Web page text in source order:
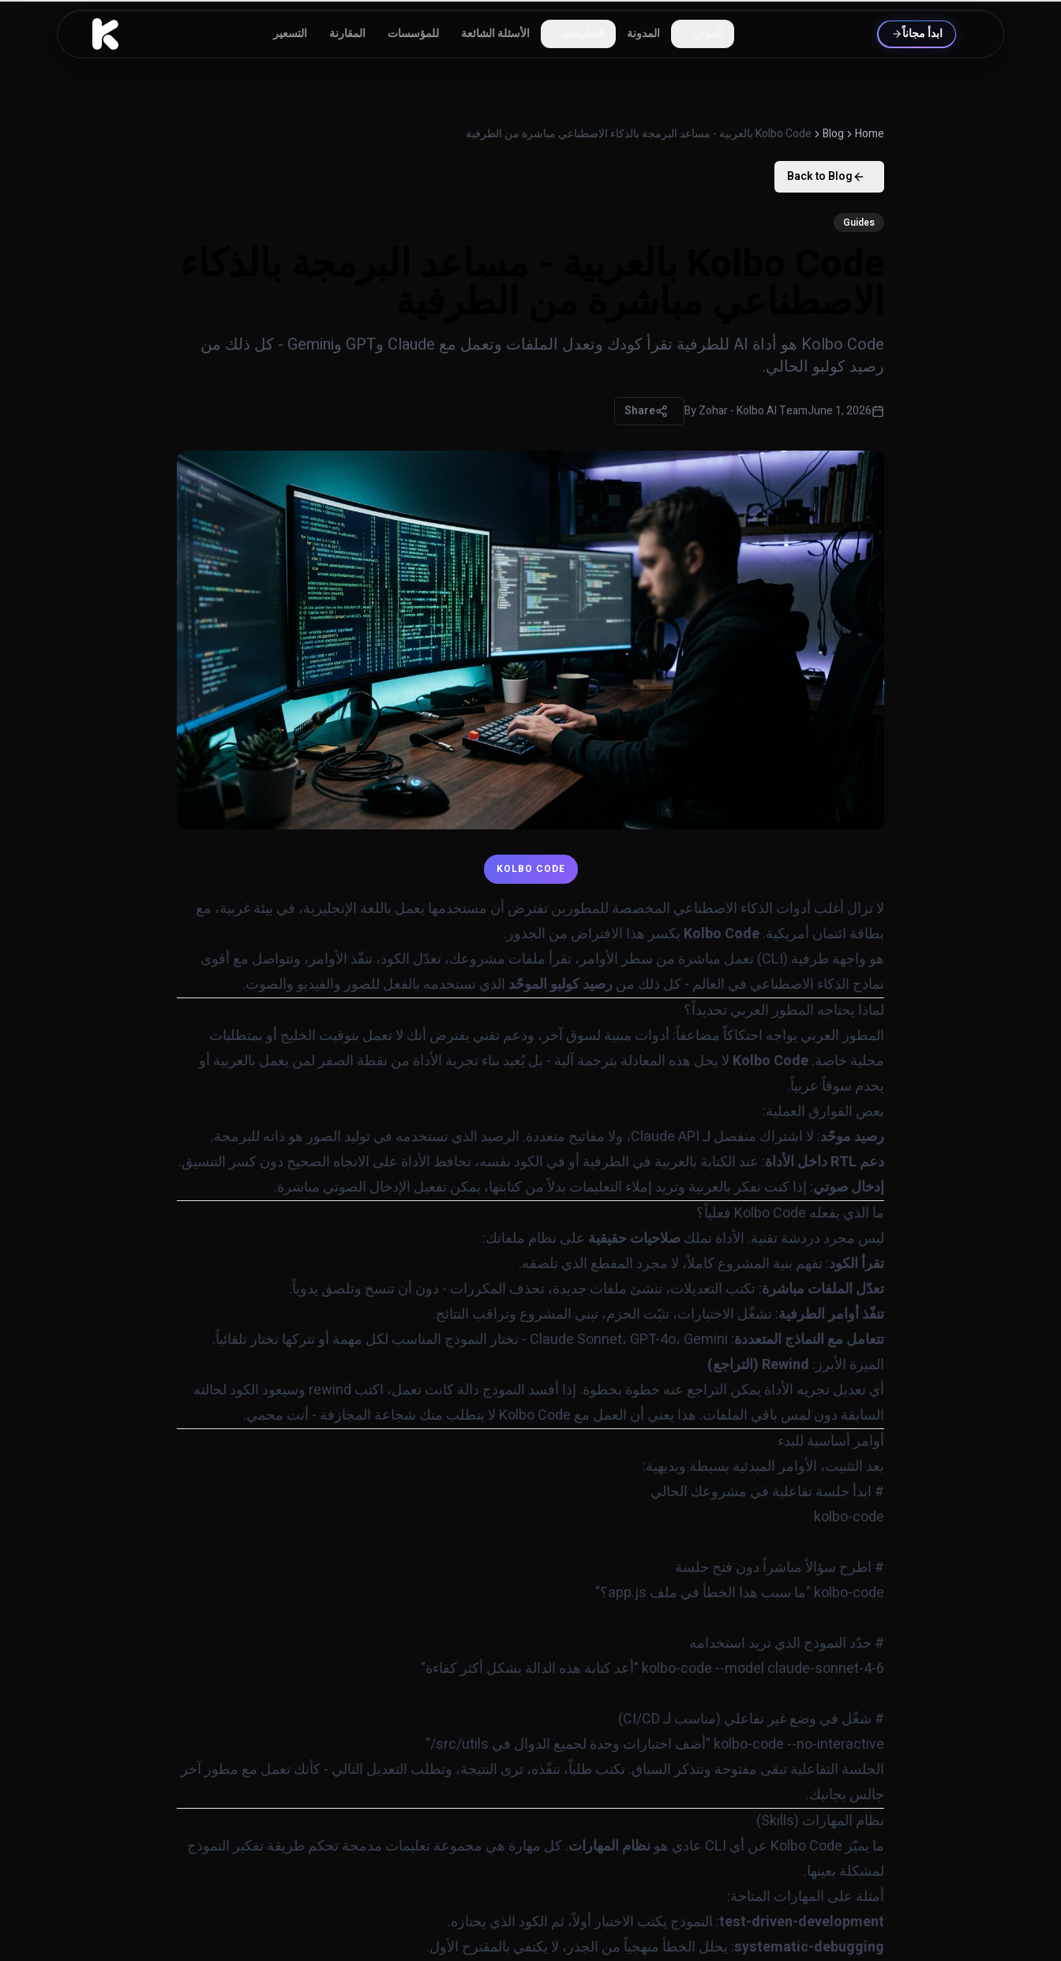
تخطَّ إلى المحتوى
التسعير المقارنة للمؤسسات الأسئلة الشائعة المدونة ابدأ مجاناً
Home
Blog Kolbo Code بالعربية - مساعد البرمجة بالذكاء الاصطناعي مباشرة من الطرفية
Back to Blog
Guides
Kolbo Code هو أداة AI للطرفية تقرأ كودك وتعدل الملفات وتعمل مع Claude وGPT وGemini - كل ذلك من
رصيد كولبو الحالي.
June 1, 2026
ByZohar - Kolbo.AI Team
Share
KOLBO CODE
لا تزال أغلب أدوات الذكاء الاصطناعي المخصصة للمطورين تفترض أن مستخدمها يعمل باللغة الإنجليزية، في بيئة غربية، مع
بطاقة ائتمان أمريكية.Kolbo Code يكسر هذا الافتراض من الجذور.
هو واجهة طرفية (CLI) تعمل مباشرة من سطر الأوامر، تقرأ ملفات مشروعك، تعدّل الكود، تنفّذ الأوامر، وتتواصل مع أقوى
نماذج الذكاء الاصطناعي في العالم - كل ذلك من رصيد كولبو الموحّد الذي تستخدمه بالفعل للصور والفيديو والصوت.
لماذا يحتاجه المطور العربي تحديداً؟
المطور العربي يواجه احتكاكاً مضاعفاً: أدوات مبنية لسوق آخر، ودعم تقني يفترض أنك لا تعمل بتوقيت الخليج أو بمتطلبات
محلية خاصة.Kolbo Code لا يحل هذه المعادلة بترجمة آلية - بل يُعيد بناء تجربة الأداة من نقطة الصفر لمن يعمل بالعربية أو
يخدم سوقاً عربياً.
بعض الفوارق العملية:
رصيد موحّد: لا اشتراك منفصل لـ Claude API، ولا مفاتيح متعددة. الرصيد الذي تستخدمه في توليد الصور هو ذاته للبرمجة.
دعم RTL داخل الأداة
: عند الكتابة بالعربية في الطرفية أو في الكود نفسه، تحافظ الأداة على الاتجاه الصحيح دون كسر التنسيق.
إدخال صوتي: إذا كنت تفكر بالعربية وتريد إملاء التعليمات بدلاً من كتابتها، يمكن تفعيل الإدخال الصوتي مباشرة.
ما الذي يفعله Kolbo Code فعلياً؟
ليس مجرد دردشة تقنية. الأداة تملكصلاحيات حقيقية على نظام ملفاتك:
تقرأ الكود: تفهم بنية المشروع كاملاً، لا مجرد المقطع الذي تلصقه.
تعدّل الملفات مباشرة: تكتب التعديلات، تنشئ ملفات جديدة، تحذف المكررات - دون أن تنسخ وتلصق يدوياً.
تنفّذ أوامر الطرفية: تشغّل الاختبارات، تثبّت الحزم، تبني المشروع وتراقب النتائج.
تتعامل مع النماذج المتعددة: Claude Sonnet، GPT-4o، Gemini - تختار النموذج المناسب لكل مهمة أو تتركها تختار تلقائياً.
الميزة الأبرز: Rewind (التراجع)
أي تعديل تجريه الأداة يمكن التراجع عنه خطوة بخطوة. إذا أفسد النموذج دالة كانت تعمل، اكتب rewind وسيعود الكود لحالته
السابقة دون لمس باقي الملفات. هذا يعني أن العمل مع Kolbo Code لا يتطلب منك شجاعة المجازفة - أنت محمي.
أوامر أساسية للبدء
بعد التثبيت، الأوامر المبدئية بسيطة وبديهية:
kolbo-code --no-interactive "أضف اختبارات وحدة لجميع الدوال في src/utils/"
الجلسة التفاعلية تبقى مفتوحة وتتذكر السياق. تكتب طلباً، تنفّذه، ترى النتيجة، وتطلب التعديل التالي - كأنك تعمل مع مطور آخر
جالس بجانبك.
نظام المهارات (Skills)
ما يميّز Kolbo Code عن أي CLI عادي هو
نظام المهارات. كل مهارة هي مجموعة تعليمات مدمجة تحكم طريقة تفكير النموذج
لمشكلة بعينها.
أمثلة على المهارات المتاحة:
test-driven-development: النموذج يكتب الاختبار أولاً، ثم الكود الذي يجتازه.
systematic-debugging: يحلل الخطأ منهجياً من الجذر، لا يكتفي بالمقترح الأول.